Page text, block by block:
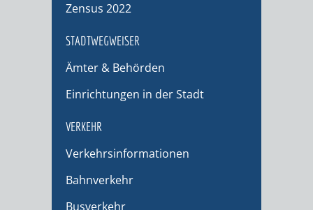
Zensus 2022
STADTWEGWEISER
Ämter & Behörden
Einrichtungen in der Stadt
VERKEHR
Verkehrsinformationen
Bahnverkehr
Busverkehr